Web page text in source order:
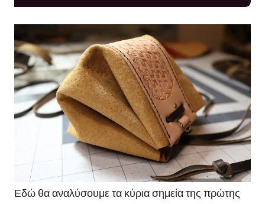
Εδώ θα αναλύσουμε τα κύρια σημεία της πρώτης